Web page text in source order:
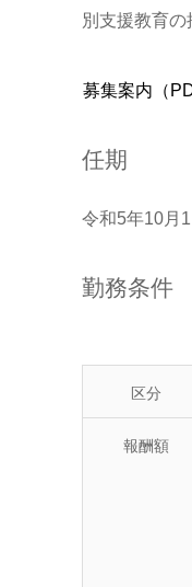
別支援教育の
募集案内（
任期
令和5年10月
勤務条件
区分
報酬額